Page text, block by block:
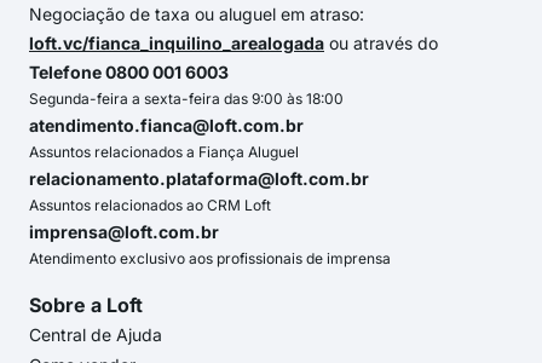
Negociação de taxa ou aluguel em atraso:
loft.vc/fianca_inquilino_arealogada ou através do
Telefone 0800 001 6003
Segunda-feira a sexta-feira das 9:00 às 18:00
atendimento.fianca@loft.com.br
Assuntos relacionados a Fiança Aluguel
relacionamento.plataforma@loft.com.br
Assuntos relacionados ao CRM Loft
imprensa@loft.com.br
Atendimento exclusivo aos profissionais de imprensa
Sobre a Loft
Central de Ajuda